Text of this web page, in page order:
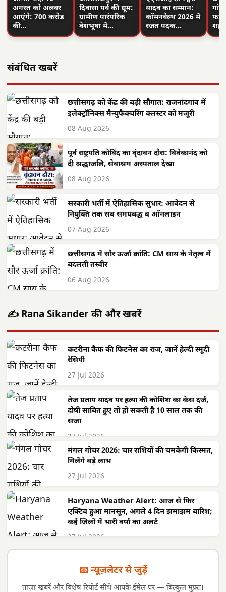
अगस्त को अलवर
आएंगे: 700 करोड़
की…
दिवासा पर्व की धूम:
ग्रामीण पारंपरिक
वेशभूषा में…
यादव का सम्मान:
कॉमनवेल्थ 2026 में
रजत पदक…
संबंधित खबरें
छत्तीसगढ़ को केंद्र की बड़ी सौगात: राजनांदगांव में
इलेक्ट्रॉनिक्स मैन्युफैक्चरिंग क्लस्टर को मंजूरी
08 Aug 2026
पूर्व राष्ट्रपति कोविंद का वृंदावन दौरा: विवेकानंद को
दी श्रद्धांजलि, सेवाश्रम अस्पताल देखा
08 Aug 2026
सरकारी भर्ती में ऐतिहासिक सुधार: आवेदन से
नियुक्ति तक सब समयबद्ध व ऑनलाइन
07 Aug 2026
छत्तीसगढ़ में सौर ऊर्जा क्रांति: CM साय के नेतृत्व में
बदलती तस्वीर
06 Aug 2026
✍️ Rana Sikander की और खबरें
कटरीना कैफ की फिटनेस का राज, जानें हेल्दी स्मूदी
रेसिपी
27 Jul 2026
तेज प्रताप यादव पर हत्या की कोशिश का केस दर्ज,
दोषी साबित हुए तो हो सकती है 10 साल तक की
सजा
27 Jul 2026
मंगल गोचर 2026: चार राशियों की चमकेगी किस्मत,
मिलेंगे बड़े लाभ
27 Jul 2026
Haryana Weather Alert: आज से फिर
एक्टिव हुआ मानसून, अगले 4 दिन झमाझम बारिश;
कई जिलों में भारी वर्षा का अलर्ट
27 Jul 2026
📧 न्यूज़लेटर से जुड़ें
ताज़ा खबरें और विशेष रिपोर्ट सीधे आपके ईमेल पर — बिल्कुल मुफ़्त।